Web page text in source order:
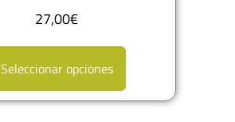
27,00€
Seleccionar opciones